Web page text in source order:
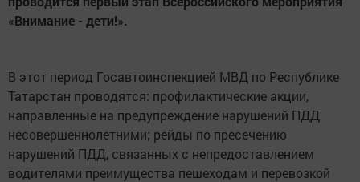
«Внимание - дети!».
В этот период Госавтоинспекцией МВД по Республике
Татарстан проводятся: профилактические акции,
направленные на предупреждение нарушений ПДД
несовершеннолетними; рейды по пресечению
нарушений ПДД, связанных с непредоставлением
водителями преимущества пешеходам и перевозкой